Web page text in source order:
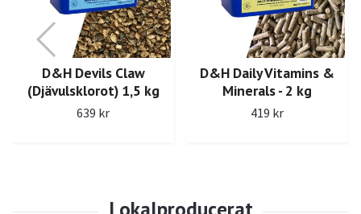
D&H Devils Claw
(Djävulsklorot) 1,5 kg
639 kr
D&H Daily Vitamins &
Minerals - 2 kg
419 kr